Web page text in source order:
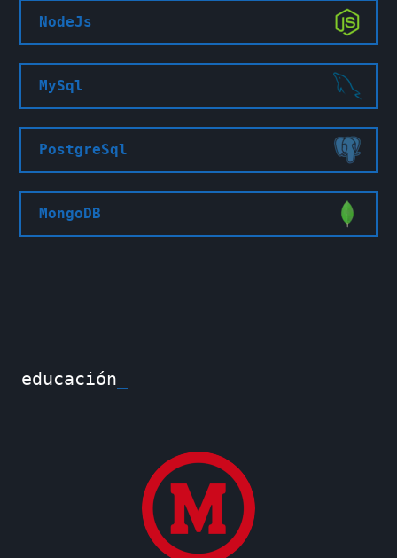
NodeJs
MySql
PostgreSql
MongoDB
educación